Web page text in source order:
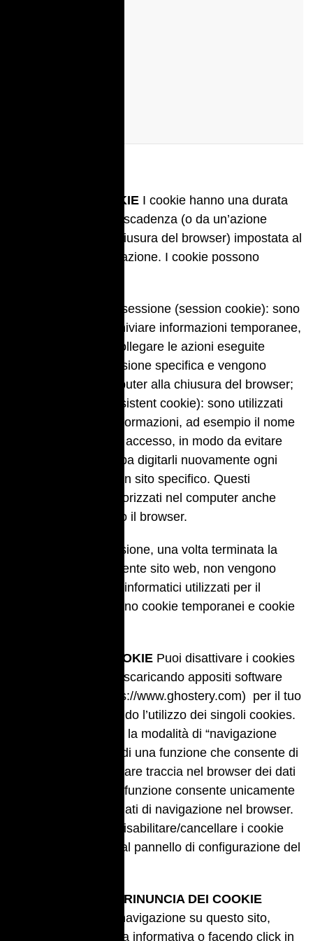
DURATA DEI COOKIE I cookie hanno una durata
dettata dalla data di scadenza (o da un’azione
specifica come la chiusura del browser) impostata al
momento dell’installazione. I cookie possono
temporanei o di sessione (session cookie): sono
utilizzati per archiviare informazioni temporanee,
consentono di collegare le azioni eseguite
durante una sessione specifica e vengono
rimossi dal computer alla chiusura del browser;
permanenti (persistent cookie): sono utilizzati
per archiviare informazioni, ad esempio il nome
e la password di accesso, in modo da evitare
che l’utente debba digitarli nuovamente ogni
volta che visita un sito specifico. Questi
rimangono memorizzati nel computer anche
dopo aver chiuso il browser.
I c.d. cookies di sessione, una volta terminata la
connessione al presente sito web, non vengono
conservati. I sistemi informatici utilizzati per il
presente sito utilizzano cookie temporanei e cookie
GESTIONE DEI COOKIE Puoi disattivare i cookies
presenti sui siti web scaricando appositi software
quali Ghostery (https://www.ghostery.com) per il tuo
browser e disabilitando l’utilizzo dei singoli cookies.
Oppure puoi attivare la modalità di “navigazione
anonima” – si tratta di una funzione che consente di
navigare senza lasciare traccia nel browser dei dati
di navigazione. Tale funzione consente unicamente
di non mantenere i dati di navigazione nel browser.
In alternativa, puoi disabilitare/cancellare i cookie
mediante l’accesso al pannello di configurazione del
ACCETTAZIONE E RINUNCIA DEI COOKIE
Proseguendo nella navigazione su questo sito,
chiudendo la fascetta informativa o facendo click in